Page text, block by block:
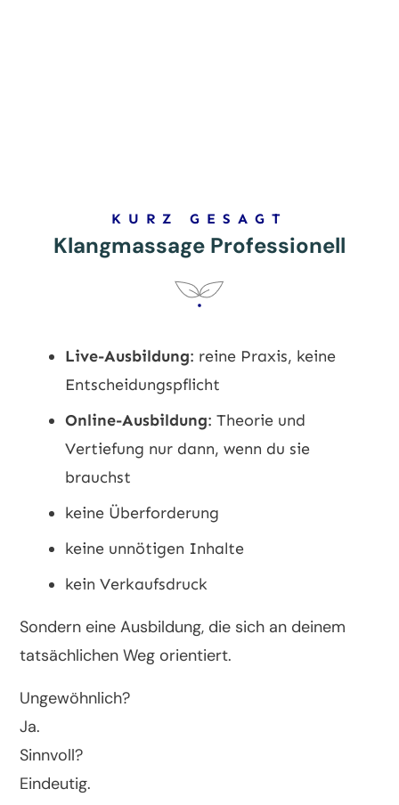
KURZ GESAGT
Klangmassage Professionell
Live-Ausbildung: reine Praxis, keine
Entscheidungspflicht
Online-Ausbildung: Theorie und
Vertiefung nur dann, wenn du sie
brauchst
keine Überforderung
keine unnötigen Inhalte
kein Verkaufsdruck
Sondern eine Ausbildung, die sich an deinem
tatsächlichen Weg orientiert.
Ungewöhnlich?
Ja.
Sinnvoll?
Eindeutig.